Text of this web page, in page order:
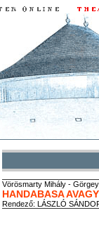
Vörösmarty Mihály - Görgey
HANDABASA
Rendező: LÁSZLÓ